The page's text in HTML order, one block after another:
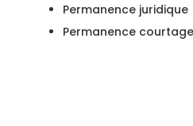
Permanence juridique
Permanence